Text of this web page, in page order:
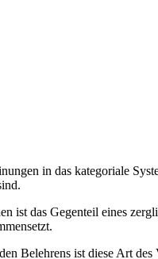
in das kategoriale
ist das Gegenteil eines
Belehrens ist diese Art des